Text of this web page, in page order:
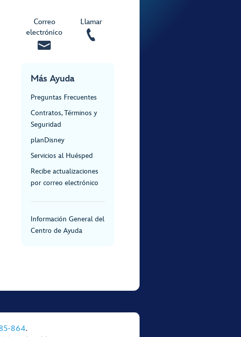
Correo
electrónico
Llamar
Más Ayuda
Preguntas Frecuentes
Contratos, Términos y
Seguridad
planDisney
Servicios al Huésped
Recibe actualizaciones
por correo electrónico
Información General del
Centro de Ayuda
864.